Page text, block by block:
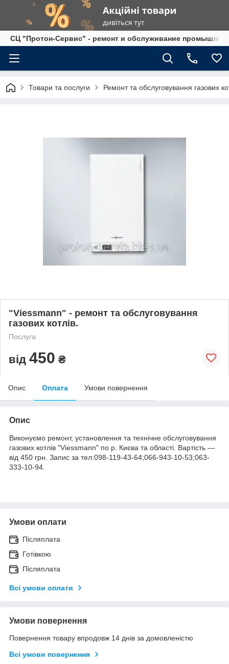
СЦ "Протон-Сервис" - ремонт и обслуживание
Товари та послуги Ремонт та обслуговування газових
"Viessmann" - ремонт та обслуговування
газових котлів.
Послуга
від 450 ₴
Опис Оплата Умови повернення
Опис
Виконуємо ремонт, установлення та технічне обслуговування
газових котлів "Viessmann" по р. Києва та області. Вартість ―
від 450 грн. Запис за тел:098-119-43-64;066-943-10-53;063-
333-10-94.
Умови оплати
Післяплата
Готівкою
Післяплата
Всі умови оплати
Умови повернення
Повернення товару впродовж 14 днів за домовленістю
Всі умови повернення